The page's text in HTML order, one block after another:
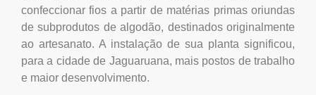
confeccionar fios a partir de matérias primas oriundas
de subprodutos de algodão, destinados originalmente
ao artesanato. A instalação de sua planta significou,
para a cidade de Jaguaruana, mais postos de trabalho
e maior desenvolvimento.